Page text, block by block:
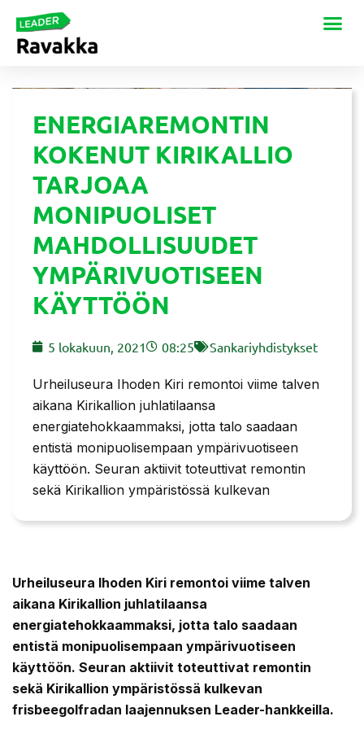
ENERGIAREMONTIN
KOKENUT KIRIKALLIO
TARJOAA
MONIPUOLISET
MAHDOLLISUUDET
YMPÄRIVUOTISEEN
KÄYTTÖÖN
5 lokakuun, 2021 08:25 Sankariyhdistykset
Urheiluseura Ihoden Kiri remontoi viime talven
aikana Kirikallion juhlatilaansa
energiatehokkaammaksi, jotta talo saadaan
entistä monipuolisempaan ympärivuotiseen
käyttöön. Seuran aktiivit toteuttivat remontin
sekä Kirikallion ympäristössä kulkevan
Urheiluseura Ihoden Kiri remontoi viime talven
aikana Kirikallion juhlatilaansa
energiatehokkaammaksi, jotta talo saadaan
entistä monipuolisempaan ympärivuotiseen
käyttöön. Seuran aktiivit toteuttivat remontin
sekä Kirikallion ympäristössä kulkevan
frisbeegolfradan laajennuksen Leader-hankkeilla.